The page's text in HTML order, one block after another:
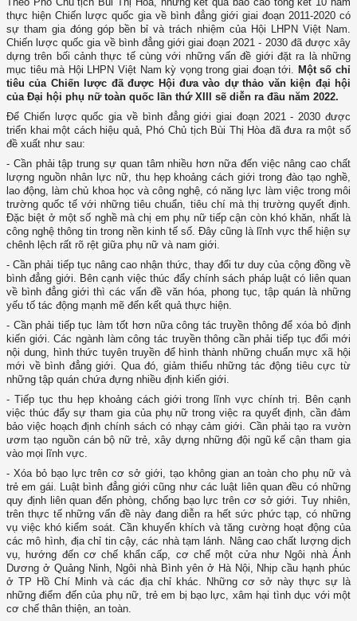
thực hiện Chiến lược quốc gia về bình đẳng giới giai đoạn 2011-2020 có
sự tham gia đóng góp bền bỉ và trách nhiệm của Hội LHPN Việt Nam.
Chiến lược quốc gia về bình đẳng giới giai đoạn 2021 - 2030 đã được xây
dựng trên bối cảnh thực tế cùng với những vấn đề giới đặt ra là những
mục tiêu mà Hội LHPN Việt Nam kỳ vọng trong giai đoạn tới. Một số chỉ
tiêu của Chiến lược đã được Hội đưa vào dự thảo văn kiện đại hội
của Đại hội phụ nữ toàn quốc lần thứ XIII sẽ diễn ra đầu năm 2022.
Để Chiến lược quốc gia về bình đẳng giới giai đoạn 2021 - 2030 được
triển khai một cách hiệu quả, Phó Chủ tịch Bùi Thị Hòa đã đưa ra một số
đề xuất như sau:
- Cần phải tập trung sự quan tâm nhiều hơn nữa đến việc nâng cao chất
lượng nguồn nhân lực nữ, thu hẹp khoảng cách giới trong đào tạo nghề,
lao động, làm chủ khoa học và công nghệ, có năng lực làm việc trong môi
trường quốc tế với những tiêu chuẩn, tiêu chí mà thị trường quyết định.
Đặc biệt ở một số nghề mà chị em phụ nữ tiếp cận còn khó khăn, nhất là
công nghệ thông tin trong nền kinh tế số. Đây cũng là lĩnh vực thể hiện sự
chênh lệch rất rõ rệt giữa phụ nữ và nam giới.
- Cần phải tiếp tục nâng cao nhận thức, thay đổi tư duy của cộng đồng về
bình đẳng giới. Bên cạnh việc thúc đẩy chính sách pháp luật có liên quan
về bình đẳng giới thì các vấn đề văn hóa, phong tục, tập quán là những
yếu tố tác động mạnh mẽ đến kết quả thực hiện.
- Cần phải tiếp tục làm tốt hơn nữa công tác truyền thông để xóa bỏ định
kiến giới. Các ngành làm công tác truyền thông cần phải tiếp tục đổi mới
nội dung, hình thức tuyên truyền để hình thành những chuẩn mực xã hội
mới về bình đẳng giới. Qua đó, giảm thiểu những tác động tiêu cực từ
những tập quán chứa đựng nhiều định kiến giới.
- Tiếp tục thu hẹp khoảng cách giới trong lĩnh vực chính trị. Bên cạnh
việc thúc đẩy sự tham gia của phụ nữ trong việc ra quyết định, cần đảm
bảo việc hoạch định chính sách có nhạy cảm giới. Cần phải tạo ra vườn
ươm tạo nguồn cán bộ nữ trẻ, xây dựng những đội ngũ kế cận tham gia
vào mọi lĩnh vực.
- Xóa bỏ bạo lực trên cơ sở giới, tạo không gian an toàn cho phụ nữ và
trẻ em gái. Luật bình đẳng giới cũng như các luật liên quan đều có những
quy định liên quan đến phòng, chống bạo lực trên cơ sở giới. Tuy nhiên,
trên thực tế những vấn đề này đang diễn ra hết sức phức tạp, có những
vụ việc khó kiểm soát. Cần khuyến khích và tăng cường hoạt động của
các mô hình, địa chỉ tin cậy, các nhà tạm lánh. Nâng cao chất lượng dịch
vụ, hướng đến cơ chế khẩn cấp, cơ chế một cửa như Ngôi nhà Ánh
Dương ở Quảng Ninh, Ngôi nhà Bình yên ở Hà Nội, Nhịp cầu hạnh phúc
ở TP Hồ Chí Minh và các địa chỉ khác. Những cơ sở này thực sự là
những điểm đến của phụ nữ, trẻ em bị bạo lực, xâm hại tình dục với một
cơ chế thân thiện, an toàn.